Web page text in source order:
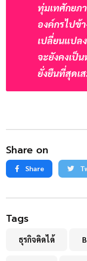
ทุ่มเทศักยภ
องค์กรไปข้
เปลี่ยนแปล
จะยังคงเป็
ยั่งยืนที่สุดเ
Share on
Share
Tags
ธุรกิจคิดได้